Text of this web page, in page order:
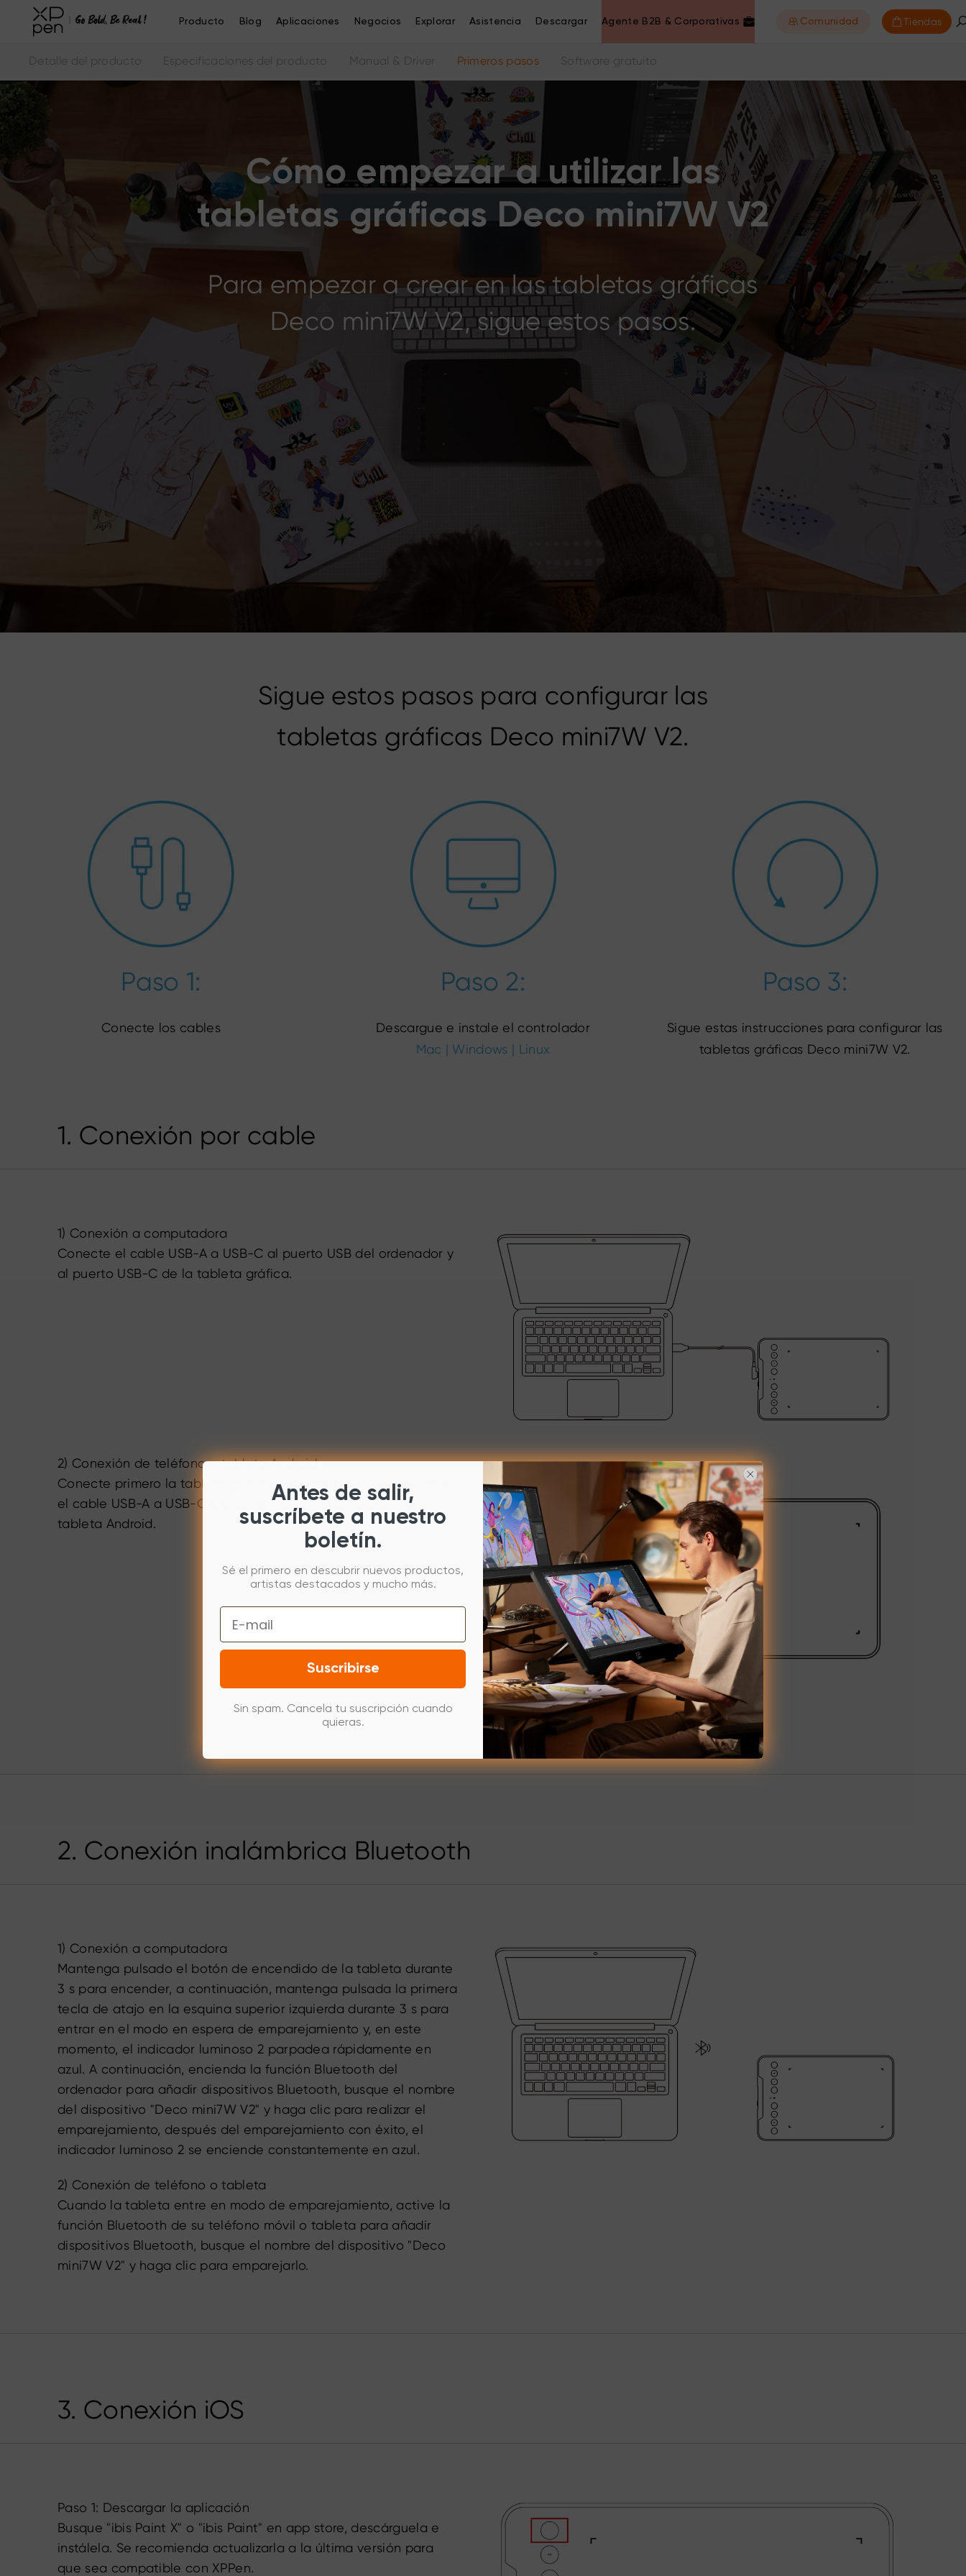
Producto Blog Aplicaciones Negocios Explorar Asistencia Descargar Agente B2B & Corporativas Comunidad Tiendas
Detalle del producto Especificaciones del producto Manual & Driver Primeros pasos Software gratuito
Cómo empezar a utilizar las
tabletas gráficas Deco mini7W V2
Para empezar a crear en las tabletas gráficas
Deco mini7W V2, sigue estos pasos.
Sigue estos pasos para configurar las
tabletas gráficas Deco mini7W V2.
Paso 1:
Conecte los cables
Paso 2:
Descargue e instale el controlador
Mac | Windows | Linux
Paso 3:
Sigue estas instrucciones para configurar las
tabletas gráficas Deco mini7W V2.
1. Conexión por cable
1) Conexión a computadora
Conecte el cable USB-A a USB-C al puerto USB del ordenador y
al puerto USB-C de la tableta gráfica.
2) Conexión de teléfono o tableta Android
Conecte primero la tableta gráfica al adaptador OTG mediante
el cable USB-A a USB-C y, a continuación, a su teléfono o
tableta Android.
2. Conexión inalámbrica Bluetooth
1) Conexión a computadora
Mantenga pulsado el botón de encendido de la tableta durante
3 s para encender, a continuación, mantenga pulsada la primera
tecla de atajo en la esquina superior izquierda durante 3 s para
entrar en el modo en espera de emparejamiento y, en este
momento, el indicador luminoso 2 parpadea rápidamente en
azul. A continuación, encienda la función Bluetooth del
ordenador para añadir dispositivos Bluetooth, busque el nombre
del dispositivo "Deco mini7W V2" y haga clic para realizar el
emparejamiento, después del emparejamiento con éxito, el
indicador luminoso 2 se enciende constantemente en azul.
2) Conexión de teléfono o tableta
Cuando la tableta entre en modo de emparejamiento, active la
función Bluetooth de su teléfono móvil o tableta para añadir
dispositivos Bluetooth, busque el nombre del dispositivo "Deco
mini7W V2" y haga clic para emparejarlo.
3. Conexión iOS
Paso 1: Descargar la aplicación
Busque "ibis Paint X" o "ibis Paint" en app store, descárguela e
instálela. Se recomienda actualizarla a la última versión para
que sea compatible con XPPen.
Antes de salir,
suscríbete a nuestro
boletín.
Sé el primero en descubrir nuevos productos,
artistas destacados y mucho más.
Email
Suscribirse
Sin spam. Cancela tu suscripción cuando
quieras.